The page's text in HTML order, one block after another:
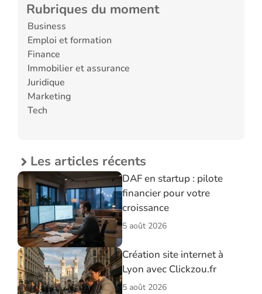
Rubriques du moment
Business
Emploi et formation
Finance
Immobilier et assurance
Juridique
Marketing
Tech
Les articles récents
DAF en startup : pilote
financier pour votre
croissance
5 août 2026
Création site internet à
Lyon avec Clickzou.fr
5 août 2026